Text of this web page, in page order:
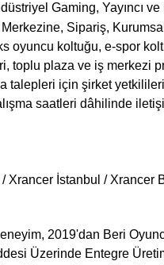
Gaming, Yayıncı
Sipariş,
oyuncu koltuğu, e-spor
toplu plaza ve iş merkezi
talepleri için şirket
saatleri dâhilinde
Xrancer İstanbul / Xrancer
2019'dan Beri
Üzerinde Entegre